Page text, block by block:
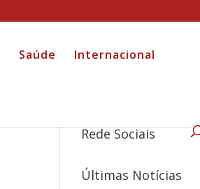
Saúde Internacional
Rede Sociais
Últimas Notícias